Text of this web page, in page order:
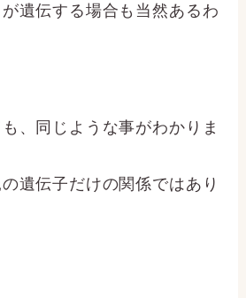
遺伝する場合も当然あるわ
、同じような事がわかりま
遺伝子だけの関係ではあり